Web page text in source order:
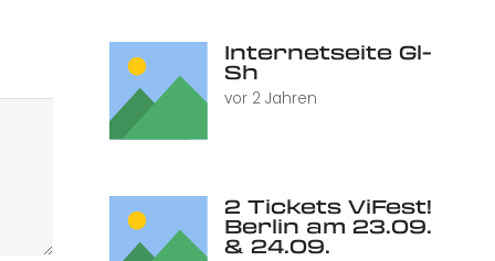
Internetseite Gl-
Sh
vor 2 Jahren
2 Tickets ViFest!
Berlin am 23.09.
& 24.09.